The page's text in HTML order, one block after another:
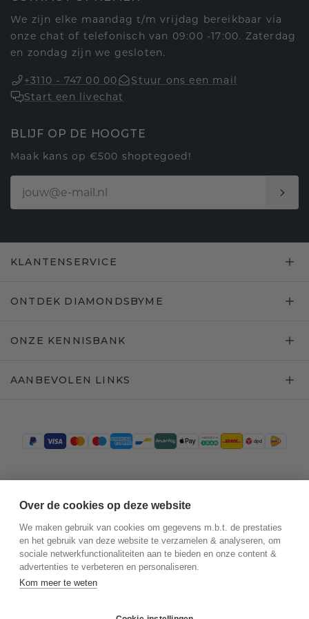
We zijn elke maandag t/m vrijdag bereikbaar via
onze chat of telefonisch van 09:00 -17:00. Zaterdag
en zondag zijn we gesloten.
+3110 - 747 00 00
Stuur ons een mail
Start een livechat
BLIJF OP DE HOOGTE
Maak kans op €500 shoptegoed!
KLANTENSERVICE
ONTDEK DIAMONDSBYME
ONZE KENNISBANK
AANBEVOLEN LINKS
Over de cookies op deze website
We maken gebruik van cookies om gegevens m.b.t. de prestaties
en het gebruik van deze website te verzamelen & analyseren, om
sociale netwerkfunctionaliteiten aan te bieden en onze content &
advertenties te verbeteren en personaliseren.
Kom meer te weten